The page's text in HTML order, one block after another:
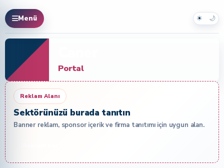
Menü ☀ 🌙
Portal
Reklam Alanı
Sektörünüzü burada tanıtın
Banner reklam, sponsor içerik ve firma tanıtımı için uygun alan.